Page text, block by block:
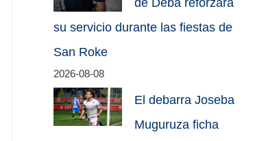
de Deba reforzará
su servicio durante las fiestas de
San Roke
2026-08-08
El debarra Joseba
Muguruza ficha